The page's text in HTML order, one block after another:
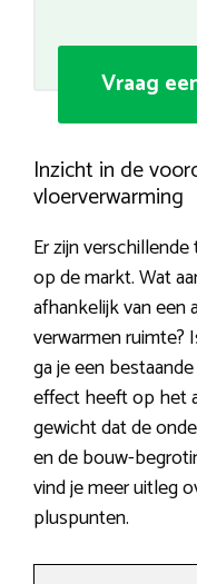
Vraag
Inzicht in de
vloerverwarming
Er zijn
op de markt. Wat
afhankelijk van een
verwarmen
ga je een
effect heeft op het
gewicht dat de
en de bouw-
vind je meer uitleg
pluspunten.